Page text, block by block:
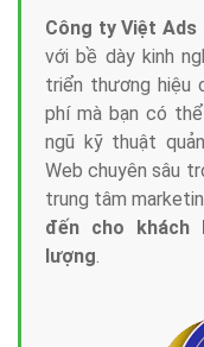
Công ty Việt Ads
với bề dày kinh
triển thương hiệu
phí mà bạn có
ngũ kỹ thuật
Web chuyên sâu
trung tâm
đến cho khách
lượng.